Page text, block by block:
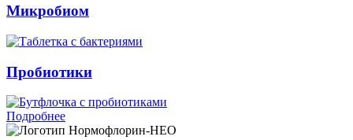
Микробиом
Пробиотики
Подробнее
Нормофлорин-НЕО